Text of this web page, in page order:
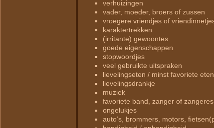
verhuizingen
vader, moeder, broers of zussen
vroegere vriendjes of
karaktertrekken
(irritante) gewoontes
goede eigenschappen
stopwoordjes
veel gebruikte uitspraken
lievelingseten / minst favoriete eten
lievelingsdrankje
muziek
favoriete band, zanger of zangeres
ongelukjes
auto’s, brommers, motors,